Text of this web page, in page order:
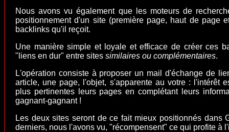
Nous avons vu également que les moteurs de
positionnement d'un site (première page, haut de page
backlinks qu'il reçoit.
Une manière simple et loyale et efficace de créer ces
" liens en dur" entre sites similaires ou complémentaires.
L'opération consiste à proposer un mail d'échange de
article, une page, l'objet, s'apparente au votre : l'intérêt
plus pertinentes leurs pages en complétant leurs
gagnant-gagnant !
Les deux sites seront de ce fait mieux positionnés dans
derniers, nous l'avons vu, "récompensent" ce qui profite à